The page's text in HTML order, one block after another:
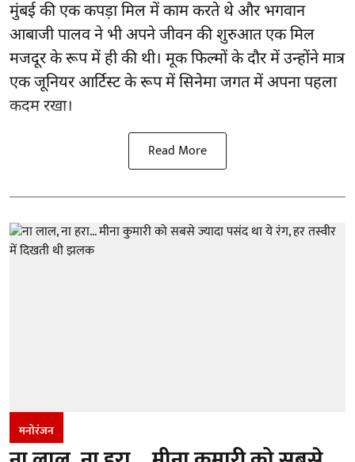
मुंबई की एक कपड़ा मिल में काम करते थे और भगवान
आबाजी पालव ने भी अपने जीवन की शुरुआत एक मिल
मजदूर के रूप में ही की थी। मूक फिल्मों के दौर में उन्होंने मात्र
एक जूनियर आर्टिस्ट के रूप में सिनेमा जगत में अपना पहला
कदम रखा।
Read More
मनोरंजन